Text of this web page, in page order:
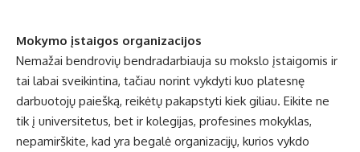
Mokymo įstaigos organizacijos
Nemažai bendrovių bendradarbiauja su mokslo įstaigomis ir
tai labai sveikintina, tačiau norint vykdyti kuo platesnę
darbuotojų paiešką, reikėtų pakapstyti kiek giliau. Eikite ne
tik į universitetus, bet ir kolegijas, profesines mokyklas,
nepamirškite, kad yra begalė organizacijų, kurios vykdo